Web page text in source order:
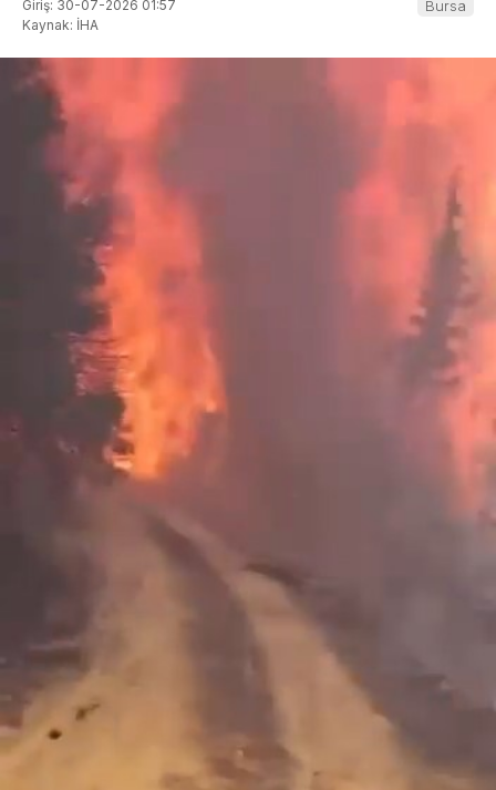
Giriş: 30-07-2026 01:57
Kaynak: İHA
Bursa